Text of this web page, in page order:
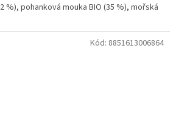
%), pohanková mouka BIO (35 %), mořská
Kód: 8851613006864